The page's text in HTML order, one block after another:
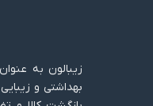
زیبالون به